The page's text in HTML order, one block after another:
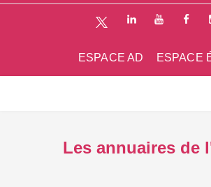
ESPACE
ESPACE AD
Les annuaires de